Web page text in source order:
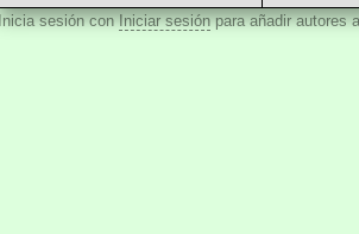
Inicia sesión conIniciar sesiónpara añadir autores